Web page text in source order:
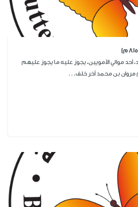
موالي الأمويين، يجوز عليه ما يجوز عليهم
مروان بن محمد آخر خلف...